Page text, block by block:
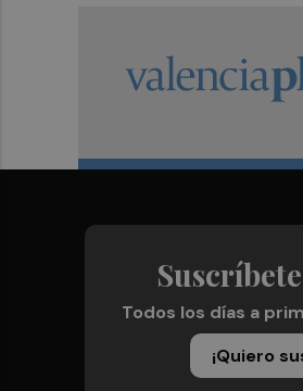
Todos los días a
¡Quiero